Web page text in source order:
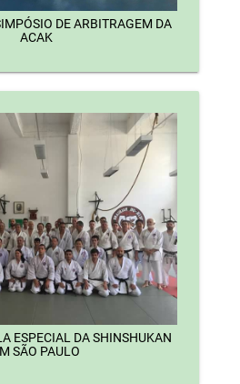
DE ARBITRAGEM DA
ACAK
ESPECIAL DA SHINSHUKAN
SÃO PAULO